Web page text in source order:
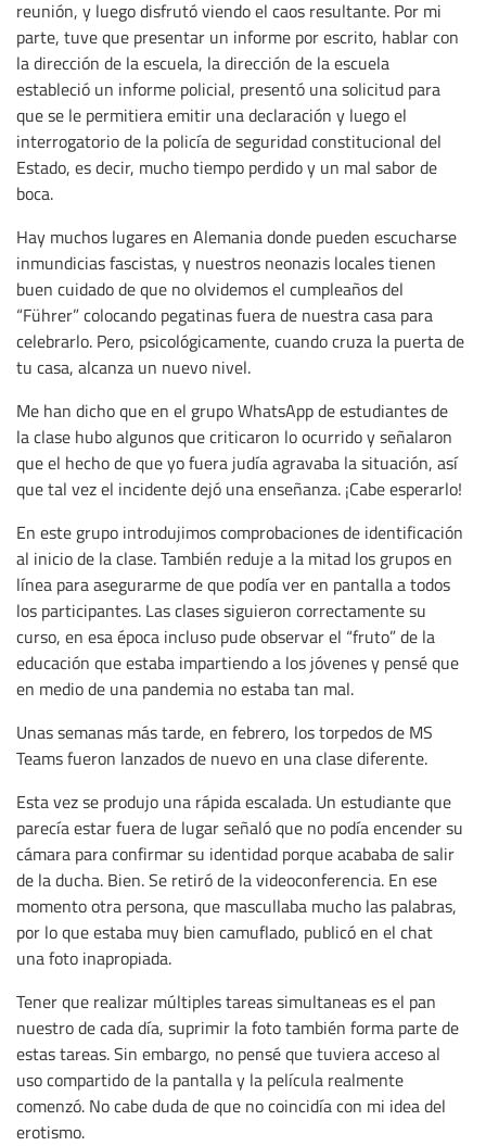
reunión, y luego disfrutó viendo el caos resultante. Por mi
parte, tuve que presentar un informe por escrito, hablar con
la dirección de la escuela, la dirección de la escuela
estableció un informe policial, presentó una solicitud para
que se le permitiera emitir una declaración y luego el
interrogatorio de la policía de seguridad constitucional del
Estado, es decir, mucho tiempo perdido y un mal sabor de
boca.
Hay muchos lugares en Alemania donde pueden escucharse
inmundicias fascistas, y nuestros neonazis locales tienen
buen cuidado de que no olvidemos el cumpleaños del
“Führer” colocando pegatinas fuera de nuestra casa para
celebrarlo. Pero, psicológicamente, cuando cruza la puerta de
tu casa, alcanza un nuevo nivel.
Me han dicho que en el grupo WhatsApp de estudiantes de
la clase hubo algunos que criticaron lo ocurrido y señalaron
que el hecho de que yo fuera judía agravaba la situación, así
que tal vez el incidente dejó una enseñanza. ¡Cabe esperarlo!
En este grupo introdujimos comprobaciones de identificación
al inicio de la clase. También reduje a la mitad los grupos en
línea para asegurarme de que podía ver en pantalla a todos
los participantes. Las clases siguieron correctamente su
curso, en esa época incluso pude observar el “fruto” de la
educación que estaba impartiendo a los jóvenes y pensé que
en medio de una pandemia no estaba tan mal.
Unas semanas más tarde, en febrero, los torpedos de MS
Teams fueron lanzados de nuevo en una clase diferente.
Esta vez se produjo una rápida escalada. Un estudiante que
parecía estar fuera de lugar señaló que no podía encender su
cámara para confirmar su identidad porque acababa de salir
de la ducha. Bien. Se retiró de la videoconferencia. En ese
momento otra persona, que mascullaba mucho las palabras,
por lo que estaba muy bien camuflado, publicó en el chat
una foto inapropiada.
Tener que realizar múltiples tareas simultaneas es el pan
nuestro de cada día, suprimir la foto también forma parte de
estas tareas. Sin embargo, no pensé que tuviera acceso al
uso compartido de la pantalla y la película realmente
comenzó. No cabe duda de que no coincidía con mi idea del
erotismo.